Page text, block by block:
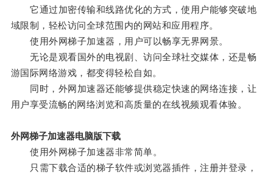
它通过加密传输和线路优化的方式，使用户能够突破地
域限制，轻松访问全球范围内的网站和应用程序。
使用外网梯子加速器，用户可以畅享无界网景。
无论是观看国外的电视剧、访问全球社交媒体，还是畅
游国际网络游戏，都变得轻松自如。
同时，外网加速器还能够提供稳定快速的网络连接，让
用户享受流畅的网络浏览和高质量的在线视频观看体验。
外网梯子加速器电脑版下载
使用外网梯子加速器非常简单。
只需下载合适的梯子软件或浏览器插件，注册并登录，